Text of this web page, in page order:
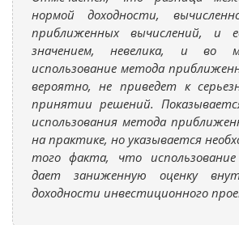
нормой доходности,
приближенных вычислений, и
значением, невелика, и во
использование метода
вероятно, не приведет к
принятии решений.
использования метода
на практике, но указывается
того факта, что
дает заниженную оценку
доходности инвестиционного